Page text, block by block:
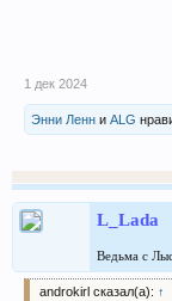
1 дек 2024
Энни Ленн и ALG
L_Lada
Ведьма с
androkirl сказал(а): ↑